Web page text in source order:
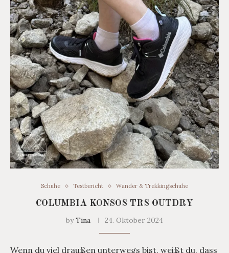
Schuhe Testbericht Wander & Trekkingschuhe
COLUMBIA KONSOS TRS OUTDRY
byTina 24. Oktober 2024
Wenn du viel draußen unterwegs bist, weißt du, dass